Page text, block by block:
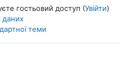
гостьовий доступ (Увійти)
даних
теми